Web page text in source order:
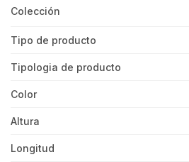
Colección
Tipo de producto
Tipologia de producto
Color
Altura
Longitud